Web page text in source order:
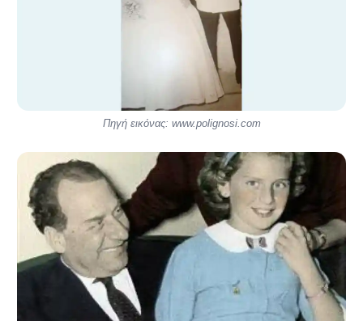
Πηγή εικόνας: www.polignosi.com